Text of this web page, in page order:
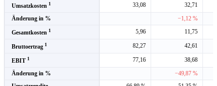
Umsatzkosten 1 33,08
32,71
Änderung in %
−1,12 %
Gesamtkosten 1 5,96 11,75
Bruttoertrag 1 82,27 42,61
EBIT 1 77,16
38,68
Änderung in %
−49,87 %